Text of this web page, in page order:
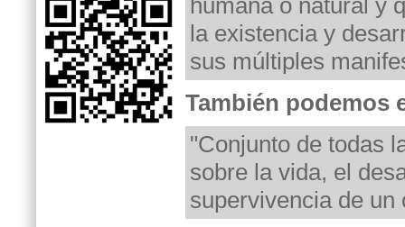
humana o natural y
la existencia y
sus múltiples
También podemos
"Conjunto de todas
sobre la vida, el
supervivencia de un